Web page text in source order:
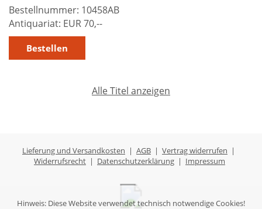
Hinweis: Diese Website verwendet technisch notwendige Cookies!
Meine Tätigkeitsfelder
Buchbinderei und Restauration
Glossar und Bibliographien
Bestellnummer: 10458AB
Antiquariat: EUR 70,--
Alle Titel anzeigen
Lieferung und Versandkosten | AGB | Vertrag widerrufen |
Widerrufsrecht | Datenschutzerklärung | Impressum